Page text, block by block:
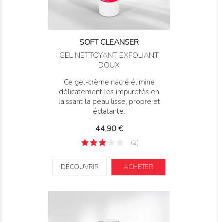
SOFT CLEANSER
GEL NETTOYANT EXFOLIANT
DOUX
Ce gel-crème nacré élimine
délicatement les impuretés en
laissant la peau lisse, propre et
éclatante.
Prix
44,90 €
(2)
DÉCOUVRIR ACHETER